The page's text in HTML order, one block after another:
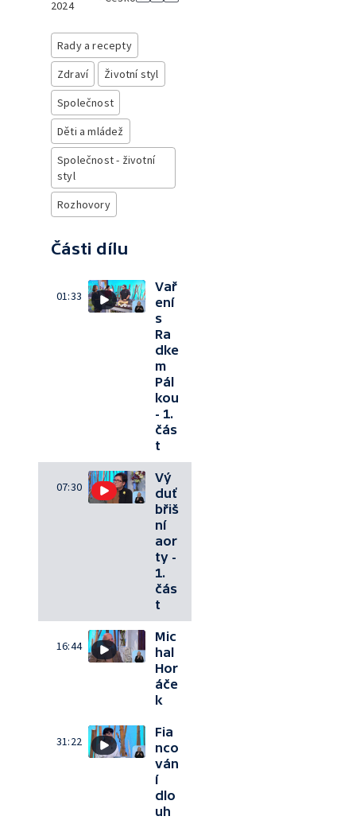
2024
Rady a recepty
Zdraví
Životní styl
Společnost
Děti a mládež
Společnost - životní
styl
Rozhovory
Části dílu
01:33
Vař
ení
s
Ra
dke
m
Pál
kou
- 1.
čás
t
07:30
Vý
duť
břiš
ní
aor
ty -
1.
čás
t
16:44
Mic
hal
Hor
áče
k
31:22
Fia
nco
ván
í
dlo
uh